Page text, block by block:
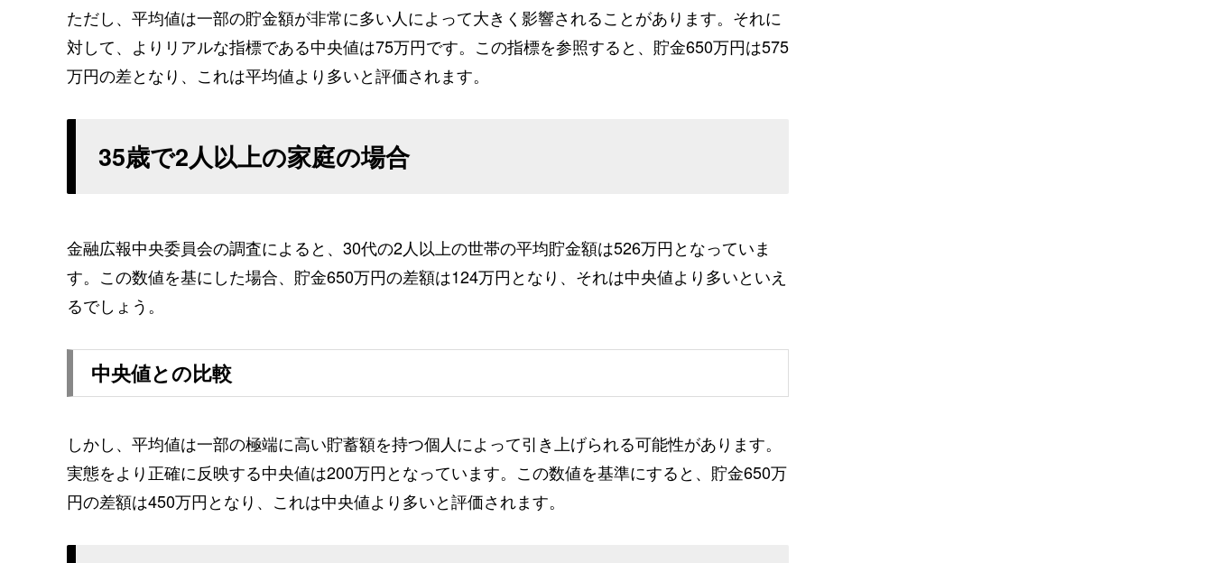
ただし、平均値は一部の貯金額が非常に多い人によって大きく影響されることがあります。それに
対して、よりリアルな指標である中央値は75万円です。この指標を参照すると、貯金650万円は575
万円の差となり、これは平均値より多いと評価されます。
35歳で2人以上の家庭の場合
金融広報中央委員会の調査によると、30代の2人以上の世帯の平均貯金額は526万円となっていま
す。この数値を基にした場合、貯金650万円の差額は124万円となり、それは中央値より多いといえ
るでしょう。
中央値との比較
しかし、平均値は一部の極端に高い貯蓄額を持つ個人によって引き上げられる可能性があります。
実態をより正確に反映する中央値は200万円となっています。この数値を基準にすると、貯金650万
円の差額は450万円となり、これは中央値より多いと評価されます。